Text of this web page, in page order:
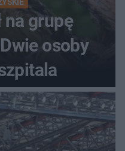
na grupę
osoby